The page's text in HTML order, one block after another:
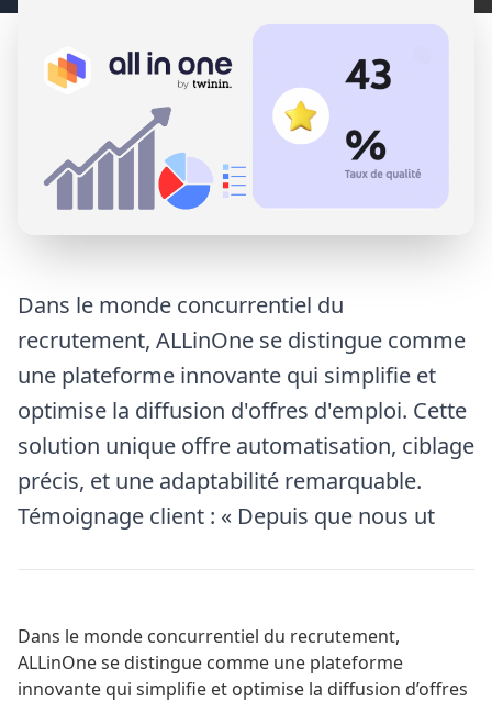
Dans le monde concurrentiel du
recrutement, ALLinOne se distingue comme
une plateforme innovante qui simplifie et
optimise la diffusion d'offres d'emploi. Cette
solution unique offre automatisation, ciblage
précis, et une adaptabilité remarquable.
Témoignage client : « Depuis que nous ut
Dans le monde concurrentiel du recrutement,
ALLinOnese distingue comme une plateforme
innovante qui simplifie et optimise la diffusion d’offres